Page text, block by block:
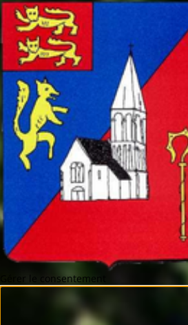
Gérer le consentement